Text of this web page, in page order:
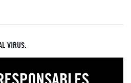
VIRUS.